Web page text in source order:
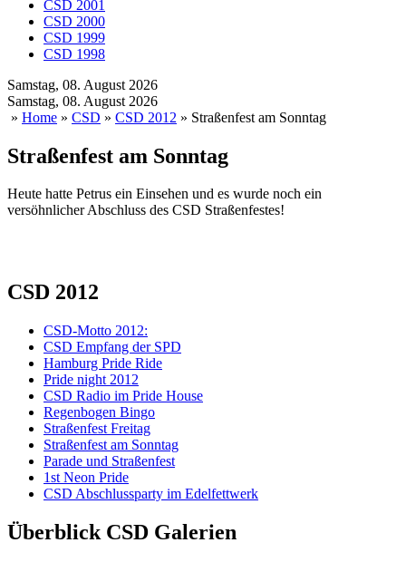
CSD 2001
CSD 2000
CSD 1999
CSD 1998
Samstag, 08. August 2026
Samstag, 08. August 2026
» Home » CSD » CSD 2012 » Straßenfest am Sonntag
Straßenfest am Sonntag
Heute hatte Petrus ein Einsehen und es wurde noch ein
versöhnlicher Abschluss des CSD Straßenfestes!
CSD 2012
CSD-Motto 2012:
CSD Empfang der SPD
Hamburg Pride Ride
Pride night 2012
CSD Radio im Pride House
Regenbogen Bingo
Straßenfest Freitag
Straßenfest am Sonntag
Parade und Straßenfest
1st Neon Pride
CSD Abschlussparty im Edelfettwerk
Überblick CSD Galerien